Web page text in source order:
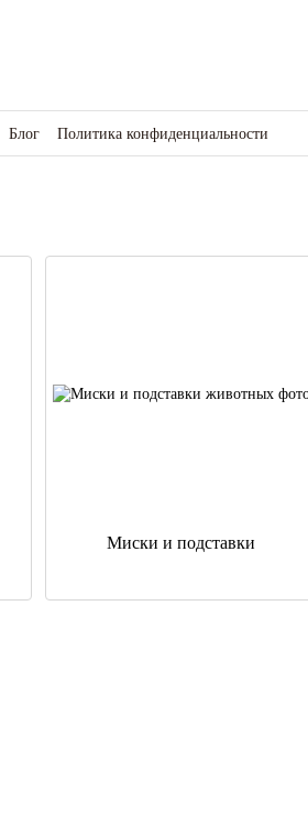
Блог
Политика конфиденциальности
Миски и подставки